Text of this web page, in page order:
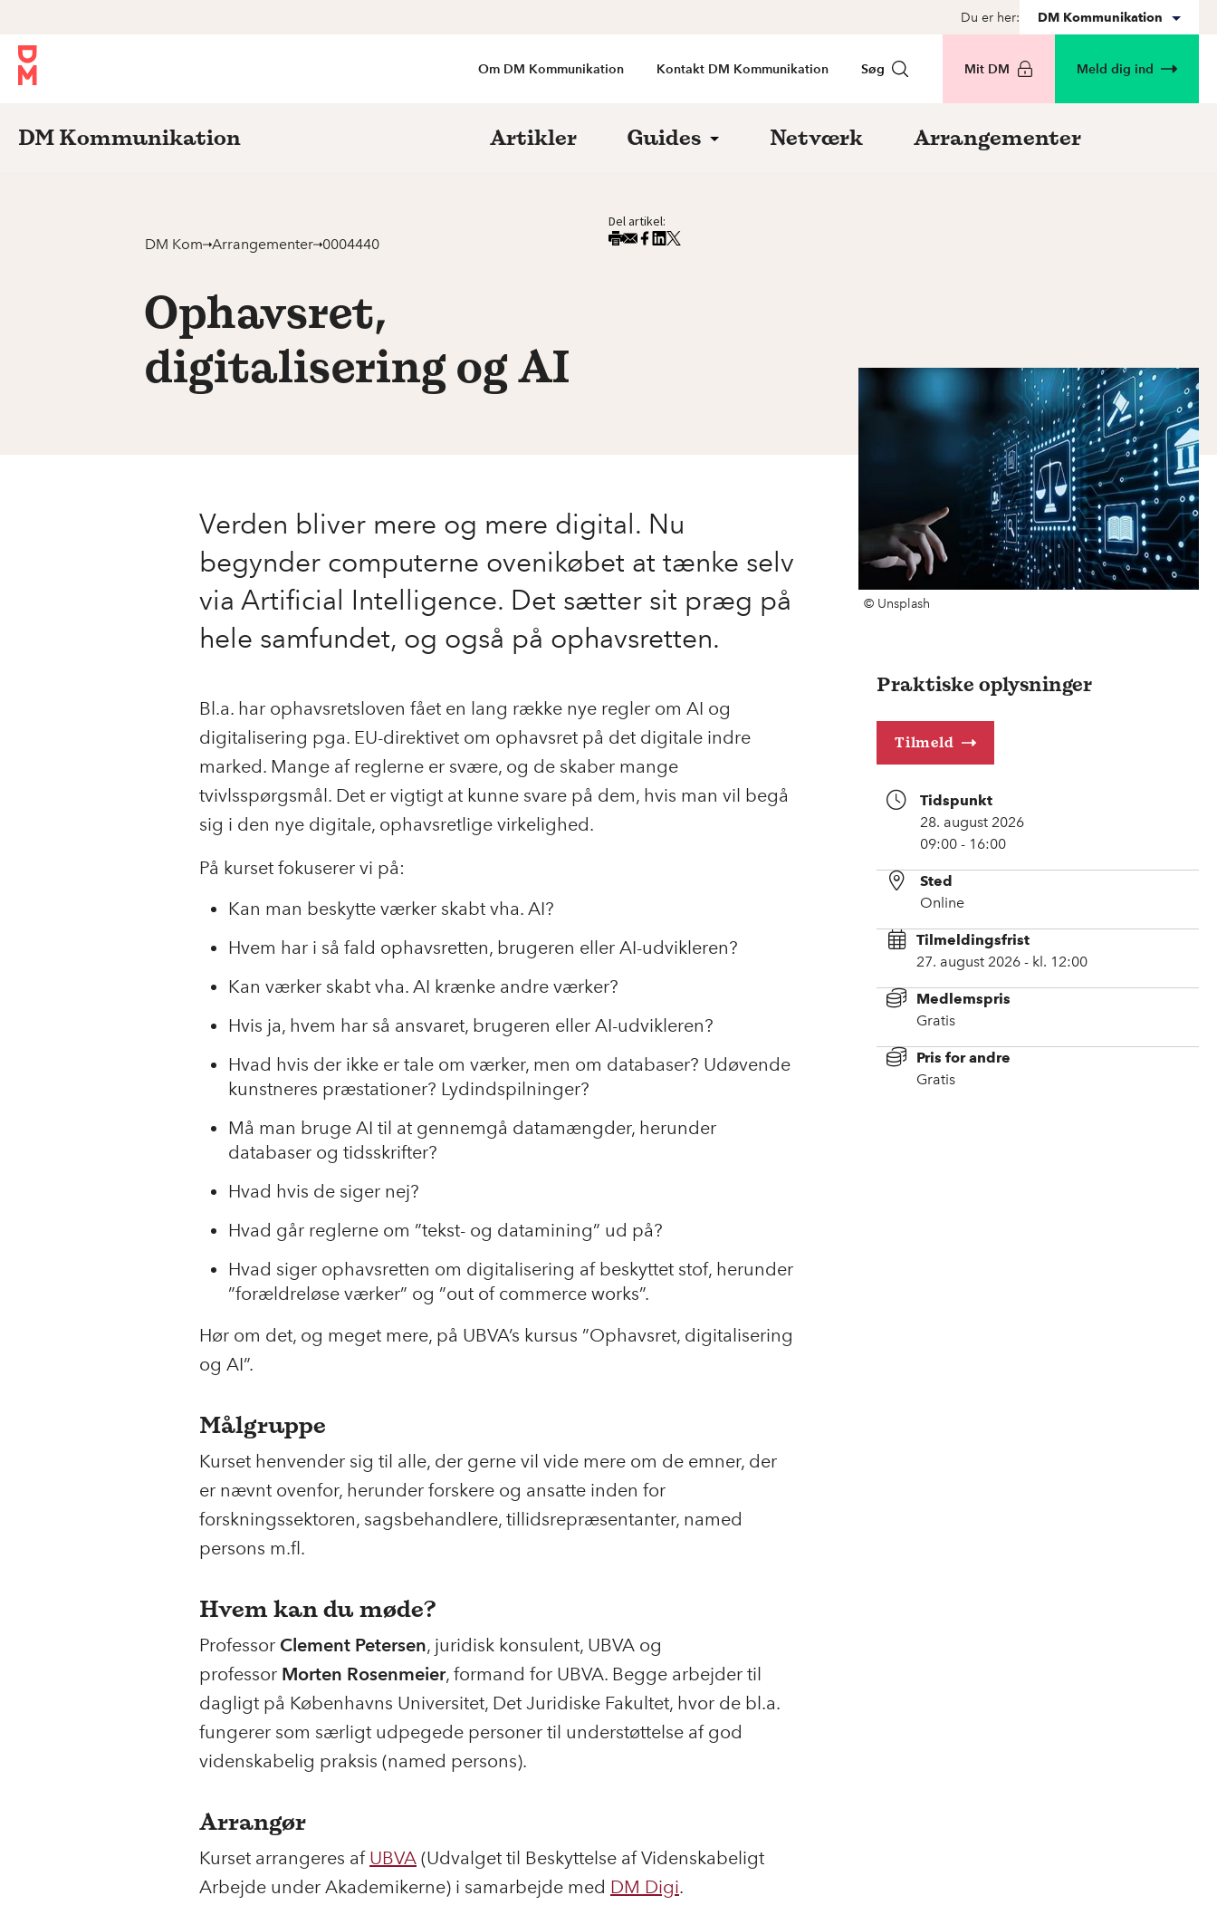
Du er her: DM Kommunikation
Om DM Kommunikation Kontakt DM Kommunikation Søg Mit DM Meld dig ind
DM Kommunikation Artikler Guides Netværk Arrangementer
DM Kom Arrangementer 0004440
Ophavsret,
digitalisering og AI
Del artikel:
Verden bliver mere og mere digital. Nu
begynder computerne ovenikøbet at tænke selv
via Artificial Intelligence. Det sætter sit præg på
hele samfundet, og også på ophavsretten.
Bl.a. har ophavsretsloven fået en lang række nye regler om AI og
digitalisering pga. EU-direktivet om ophavsret på det digitale indre
marked. Mange af reglerne er svære, og de skaber mange
tvivlsspørgsmål. Det er vigtigt at kunne svare på dem, hvis man vil begå
sig i den nye digitale, ophavsretlige virkelighed.
På kurset fokuserer vi på:
Kan man beskytte værker skabt vha. AI?
Hvem har i så fald ophavsretten, brugeren eller AI-udvikleren?
Kan værker skabt vha. AI krænke andre værker?
Hvis ja, hvem har så ansvaret, brugeren eller AI-udvikleren?
Hvad hvis der ikke er tale om værker, men om databaser? Udøvende
kunstneres præstationer? Lydindspilninger?
Må man bruge AI til at gennemgå datamængder, herunder
databaser og tidsskrifter?
Hvad hvis de siger nej?
Hvad går reglerne om ”tekst- og datamining” ud på?
Hvad siger ophavsretten om digitalisering af beskyttet stof, herunder
”forældreløse værker” og ”out of commerce works”.
Hør om det, og meget mere, på UBVA’s kursus ”Ophavsret, digitalisering
og AI”.
Målgruppe
Kurset henvender sig til alle, der gerne vil vide mere om de emner, der
er nævnt ovenfor, herunder forskere og ansatte inden for
forskningssektoren, sagsbehandlere, tillidsrepræsentanter, named
persons m.fl.
Hvem kan du møde?
Professor Clement Petersen, juridisk konsulent, UBVA og
professor Morten Rosenmeier, formand for UBVA. Begge arbejder til
dagligt på Københavns Universitet, Det Juridiske Fakultet, hvor de bl.a.
fungerer som særligt udpegede personer til understøttelse af god
videnskabelig praksis (named persons).
Arrangør
Kurset arrangeres af UBVA (Udvalget til Beskyttelse af Videnskabeligt
Arbejde under Akademikerne) i samarbejde med DM Digi.
© Unsplash
Praktiske oplysninger
Tilmeld
Tidspunkt
28. august 2026
09:00 - 16:00
Sted
Online
Tilmeldingsfrist
27. august 2026 - kl. 12:00
Medlemspris
Gratis
Pris for andre
Gratis